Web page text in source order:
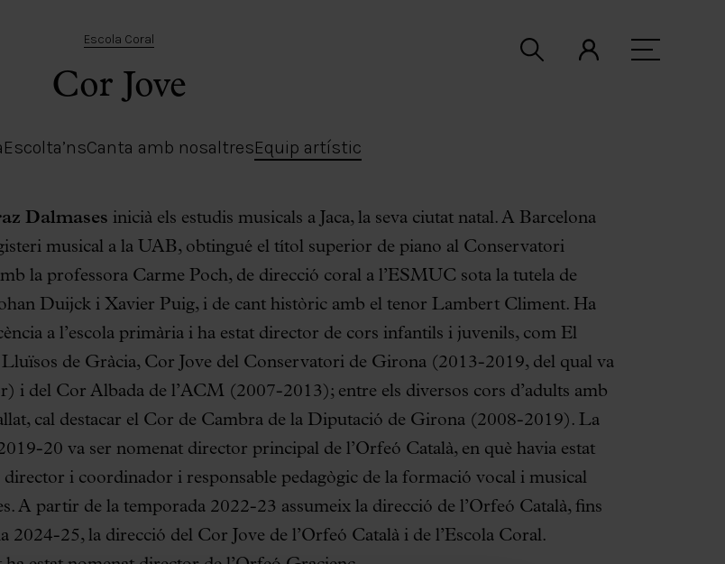
Escola Coral
Cor Jove
Escolta’nsCanta amb nosaltresEquip artístic
Dalmases inicià els estudis musicals a Jaca, la seva ciutat natal. A Barcelona
musical a la UAB, obtingué el títol superior de piano al Conservatori
la professora Carme Poch, de direcció coral a l’ESMUC sota la tutela de
Duijck i Xavier Puig, i de cant històric amb el tenor Lambert Climent. Ha
a l’escola primària i ha estat director de cors infantils i juvenils, com El
de Gràcia, Cor Jove del Conservatori de Girona (2013-2019, del qual va
i del Cor Albada de l’ACM (2007-2013); entre els diversos cors d’adults amb
cal destacar el Cor de Cambra de la Diputació de Girona (2008-2019). La
20 va ser nomenat director principal de l’Orfeó Català, en què havia estat
director i coordinador i responsable pedagògic de la formació vocal i musical
A partir de la temporada 2022-23 assumeix la direcció de l’Orfeó Català, fins
2024-25, la direcció del Cor Jove de l’Orfeó Català i de l’Escola Coral.